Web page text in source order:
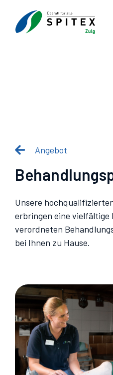
Angebot
Unsere
erbringen eine
verordneten
bei Ihnen zu Hause.